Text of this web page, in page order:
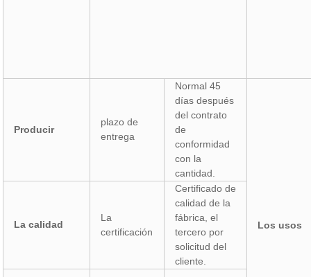
Producir
plazo de
entrega
Normal 45
días después
del contrato
de
conformidad
con la
cantidad.
Los usos
La calidad
La
certificación
Certificado de
calidad de la
fábrica, el
tercero por
solicitud del
cliente.